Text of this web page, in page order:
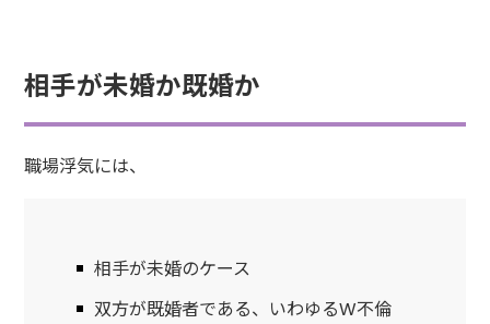
相手が未婚か既婚か
職場浮気には、
相手が未婚のケース
双方が既婚者である、いわゆるW不倫